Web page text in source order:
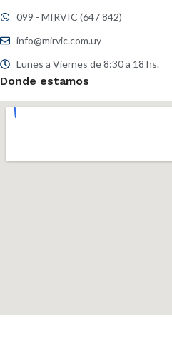
099 - MIRVIC (647 842)
info@mirvic.com.uy
Lunes a Viernes de 8:30 a 18 hs.
Donde estamos